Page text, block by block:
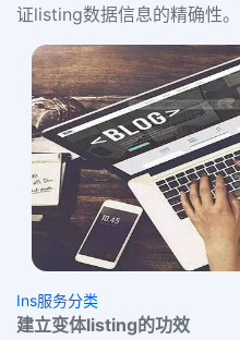
证listing数据信息的精确性。
Ins服务分类
建立变体listing的功效